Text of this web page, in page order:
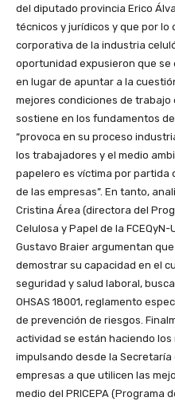
del diputado provincia Erico
técnicos y jurídicos y que por
corporativa de la industria
oportunidad expusieron que se
en lugar de apuntar a la
mejores condiciones de trabajo
sostiene en los fundamentos
“provoca en su proceso
los trabajadores y el medio
papelero es víctima por partida
de las empresas”. En tanto,
Cristina Área (directora del
Celulosa y Papel de la
Gustavo Braier argumentan
demostrar su capacidad en el
seguridad y salud laboral,
OHSAS 18001, reglamento
de prevención de riesgos.
actividad se están haciendo
impulsando desde la
empresas a que utilicen las
medio del PRICEPA (Programa